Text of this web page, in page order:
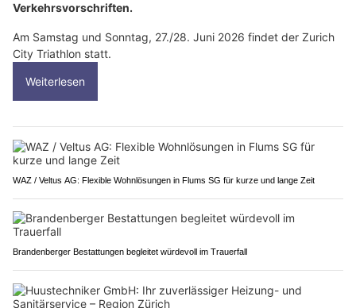
Verkehrsvorschriften.
Am Samstag und Sonntag, 27./28. Juni 2026 findet der Zurich
City Triathlon statt.
Weiterlesen
WAZ / Veltus AG: Flexible Wohnlösungen in Flums SG für kurze und lange Zeit
Brandenberger Bestattungen begleitet würdevoll im Trauerfall